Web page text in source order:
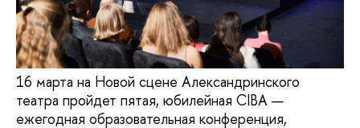
16 марта на Новой сцене Александринского
театра пройдет пятая, юбилейная CIBA —
ежегодная образовательная конференция,